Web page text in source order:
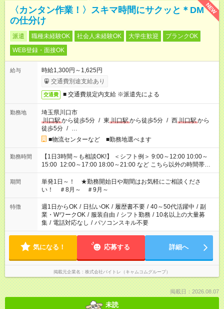
NEW
〈カンタン作業！〉スキマ時間にサクッと＊DM
の仕分け
派遣 職種未経験OK 社会人未経験OK 大学生歓迎
ブランクOK
WEB登録・面接OK
給与
時給1,300円～1,625円
交通費別途支給あり
交通費 ■ 交通費規定内支給 ※派遣先による
勤務地
埼玉県川口市
川口駅から徒歩5分 / 東 川口駅から徒歩5分 / 西川口駅から
徒歩5分 / …
■物流センターなど ■勤務地選べます
勤務時間
【1日3時間～も相談OK!】 ＜シフト例＞ 9:00～12:00 10:00～
15:00 12:00～17:00 18:00～21:00 など こちら以外の時間帯も
お気軽にご相談ください！
期間
単発1日～！ ★勤務開始日や期間はお気軽にご相談くださ
い！ ＃8月～ ＃9月～
特徴 週1日からOK / 日払いOK / 履歴書不要 / 40～50代活躍中 / 副
業・WワークOK / 服装自由 / シフト勤務 / 10名以上の大量募
集 / 電話対応なし / パソコンスキル不要
気になる！ 応募する 詳細へ
掲載元企業名 株式会社バイトレ（キャムコムグループ）
掲載日：2026.08.07
未読